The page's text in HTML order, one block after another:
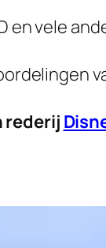
en vele
rederij